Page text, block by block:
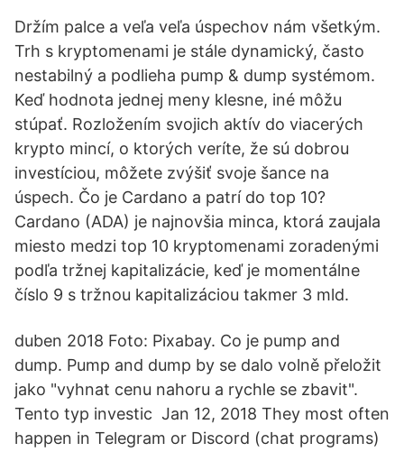
Držím palce a veľa veľa úspechov nám všetkým.
Trh s kryptomenami je stále dynamický, často
nestabilný a podlieha pump & dump systémom.
Keď hodnota jednej meny klesne, iné môžu
stúpať. Rozložením svojich aktív do viacerých
krypto mincí, o ktorých veríte, že sú dobrou
investíciou, môžete zvýšiť svoje šance na
úspech. Čo je Cardano a patrí do top 10?
Cardano (ADA) je najnovšia minca, ktorá zaujala
miesto medzi top 10 kryptomenami zoradenými
podľa tržnej kapitalizácie, keď je momentálne
číslo 9 s tržnou kapitalizáciou takmer 3 mld.
duben 2018 Foto: Pixabay. Co je pump and
dump. Pump and dump by se dalo volně přeložit
jako "vyhnat cenu nahoru a rychle se zbavit".
Tento typ investic Jan 12, 2018 They most often
happen in Telegram or Discord (chat programs)